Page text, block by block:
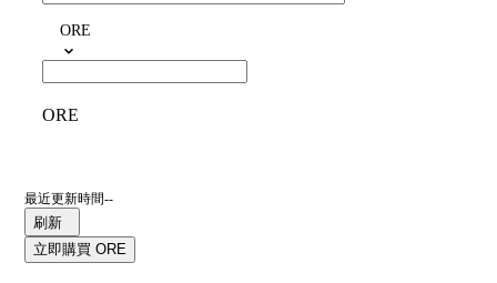
ORE
ORE
最近更新時間--
刷新
立即購買 ORE